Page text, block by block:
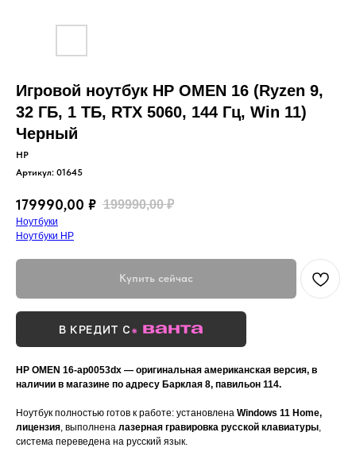
Игровой ноутбук HP OMEN 16 (Ryzen 9,
32 ГБ, 1 ТБ, RTX 5060, 144 Гц, Win 11)
Черный
HP
Артикул: 01645
179990,00 ₽ 199990,00 ₽
Ноутбуки
Ноутбуки HP
Купить сейчас
В КРЕДИТ С
HP OMEN 16-ap0053dx — оригинальная американская версия, в
наличии в магазине по адресу Барклая 8, павильон 114.
Ноутбук полностью готов к работе: установлена Windows 11 Home,
лицензия, выполнена лазерная гравировка русской клавиатуры,
система переведена на русский язык.